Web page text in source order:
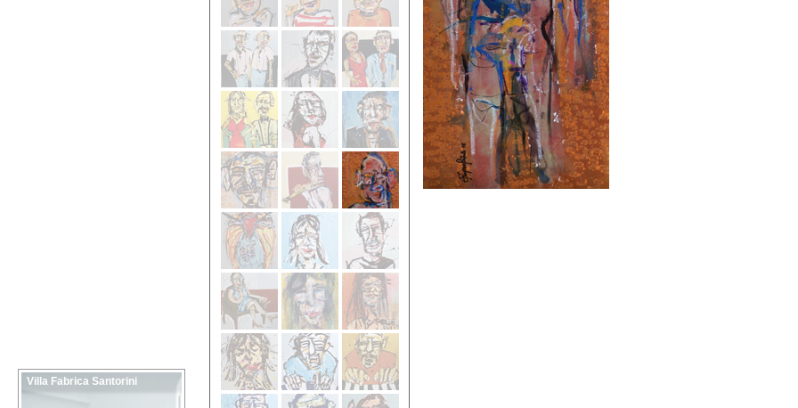
Villa Fabrica Santorini